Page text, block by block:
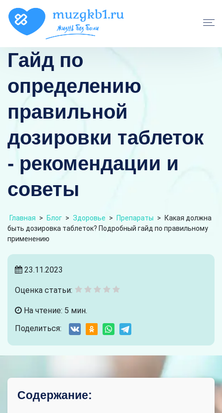
Гайд по
определению
правильной
дозировки таблеток
- рекомендации и
советы
Главная > Блог > Здоровье > Препараты >
Какая должна
быть дозировка таблеток? Подробный гайд по правильному
применению
23.11.2023
Оценка статьи:
На чтение: 5 мин.
Поделиться:
Содержание: